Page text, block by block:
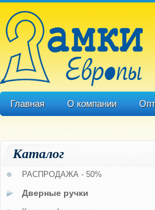
Главная О компании
Каталог
РАСПРОДАЖА - 50%
Дверные ручки